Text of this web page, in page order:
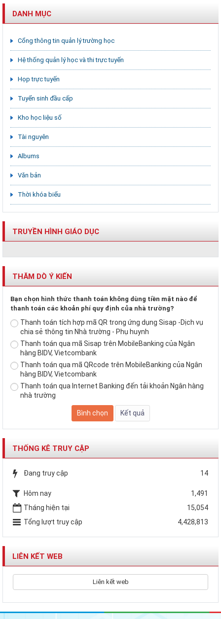
DANH MỤC
Cổng thông tin quản lý trường học
Hệ thống quản lý học và thi trực tuyến
Họp trực tuyến
Tuyển sinh đầu cấp
Kho học liệu số
Tài nguyên
Albums
Văn bản
Thời khóa biểu
TRUYỀN HÌNH GIÁO DỤC
THĂM DÒ Ý KIẾN
Bạn chọn hình thức thanh toán không dùng tiền mặt nào để
thanh toán các khoản phí quy định của nhà trường?
Thanh toán tích hợp mã QR trong ứng dụng Sisap -Dịch vụ
chia sẻ thông tin Nhà trường - Phụ huynh
Thanh toán qua mã Sisap trên MobileBanking của Ngân
hàng BIDV, Vietcombank
Thanh toán qua mã QRcode trên MobileBanking của Ngân
hàng BIDV, Vietcombank
Thanh toán qua Internet Banking đến tải khoản Ngân hàng
nhà trường
THỐNG KÊ TRUY CẬP
Đang truy cập 14
Hôm nay
1,491
Tháng hiện tại
15,054
Tổng lượt truy cập
4,428,813
LIÊN KẾT WEB
Liên kết web